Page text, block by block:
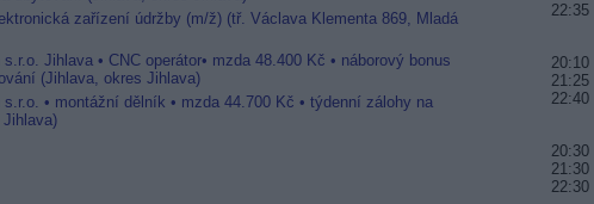
zařízení údržby (m/ž) (tř. Václava Klementa 869, Mladá
Jihlava • CNC operátor• mzda 48.400 Kč • náborový bonus
(Jihlava, okres Jihlava)
• montážní dělník • mzda 44.700 Kč • týdenní zálohy na
22:35
21:25
20:30
21:30
22:30